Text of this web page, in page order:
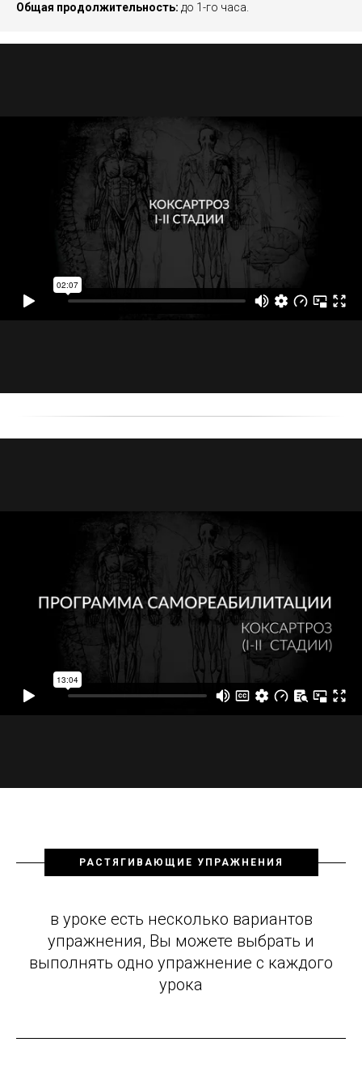
Общая продолжительность: до 1-го часа.
РАСТЯГИВАЮЩИЕ УПРАЖНЕНИЯ
в уроке есть несколько вариантов
упражнения, Вы можете выбрать и
выполнять одно упражнение с каждого
урока